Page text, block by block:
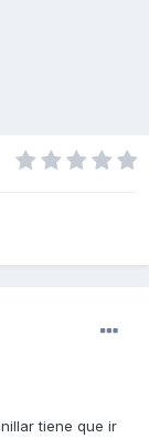
tiene que ir